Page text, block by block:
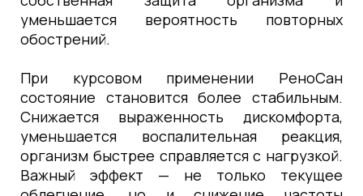
уменьшается вероятность повторных
обострений.
При курсовом применении РеноСан
состояние становится более стабильным.
Снижается выраженность дискомфорта,
уменьшается воспалительная реакция,
организм быстрее справляется с нагрузкой.
Важный эффект — не только текущее